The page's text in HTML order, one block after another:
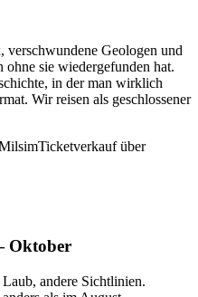
Geologen und
ohne sie wiedergefunden hat.
in der man wirklich
Wir reisen als geschlossener
Ticketverkauf über
Oktober
andere Sichtlinien.